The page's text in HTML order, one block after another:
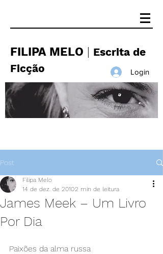
FILIPA MELO
Escrita de
Ficção
Login
Post
James Meek – Um Livro
Por Dia
Filipa Melo
14 de dez. de 20102 min de leitura
Paixões da alma russa